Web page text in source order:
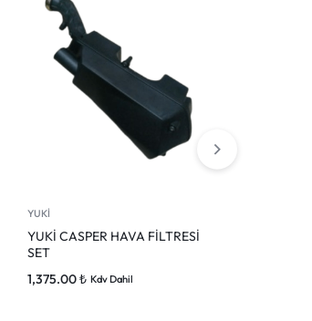
YUKİ
YUKİ CASPER HAVA FİLTRESİ
SET
1,375.00₺ Kdv Dahil